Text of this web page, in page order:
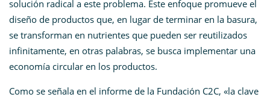
solución radical a este problema. Este enfoque promueve el
diseño de productos que, en lugar de terminar en la basura,
se transforman en nutrientes que pueden ser reutilizados
infinitamente, en otras palabras, se busca implementar una
economía circular en los productos.
Como se señala en el informe de la Fundación C2C, «la clave